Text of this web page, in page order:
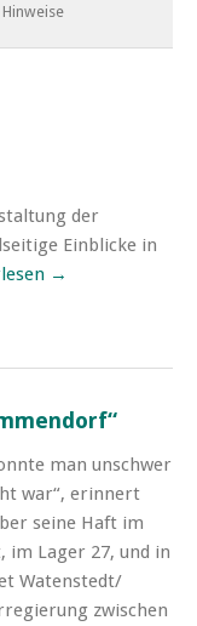
Hinweise
der
Einblicke in
→
man unschwer
war“, erinnert
seine Haft im
Lager 27, und in
Watenstedt/
zwischen